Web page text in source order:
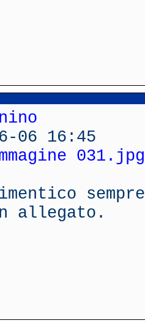
06 16:45
031.jpg
allegato.